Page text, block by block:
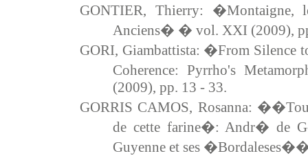
GONTIER, Thierry: �Montaigne,
Anciens� � vol. XXI (2009),
GORI, Giambattista: �From Silence
Coherence: Pyrrho's
(2009), pp. 13 - 33.
GORRIS CAMOS, Rosanna:
de cette farine�: Andr� de
Guyenne et ses